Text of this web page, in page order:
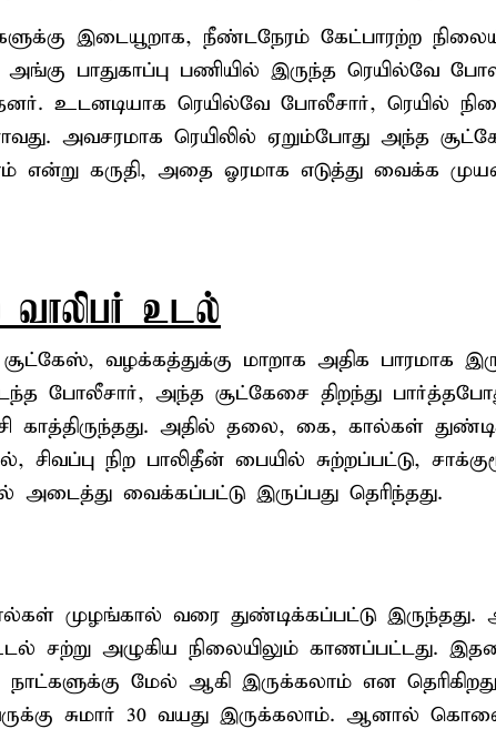
இடையூறாக, நீண்டநேரம் கேட்பாரற்ற
அங்கு பாதுகாப்பு பணியில் இருந்த ரெயில்வே
உடனடியாக ரெயில்வே போலீசார், ரெயில்
அவசரமாக ரெயிலில் ஏறும்போது அந்த
என்று கருதி, அதை ஓரமாக எடுத்து வைக்க
வாலிபர் உடல்
வழக்கத்துக்கு மாறாக அதிக பாரமாக
போலீசார், அந்த சூட்கேசை திறந்து
காத்திருந்தது. அதில் தலை, கை, கால்கள்
சிவப்பு நிற பாலிதீன் பையில் சுற்றப்பட்டு,
அடைத்து வைக்கப்பட்டு இருப்பது தெரிந்தது.
முழங்கால் வரை துண்டிக்கப்பட்டு
சற்று அழுகிய நிலையிலும் காணப்பட்டது.
மேல் ஆகி இருக்கலாம் என
சுமார் 30 வயது இருக்கலாம். ஆனால்